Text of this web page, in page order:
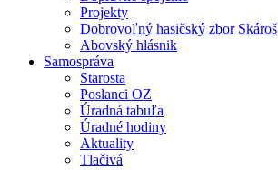
Projekty
Dobrovoľný hasičský zbor Skároš
Abovský hlásnik
Samospráva
Starosta
Poslanci OZ
Úradná tabuľa
Úradné hodiny
Aktuality
Tlačivá